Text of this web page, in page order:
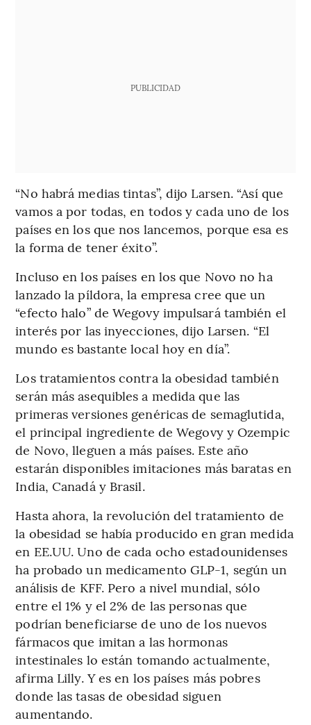
PUBLICIDAD
“No habrá medias tintas”, dijo Larsen. “Así que
vamos a por todas, en todos y cada uno de los
países en los que nos lancemos, porque esa es
la forma de tener éxito”.
Incluso en los países en los que Novo no ha
lanzado la píldora, la empresa cree que un
“efecto halo” de Wegovy impulsará también el
interés por las inyecciones, dijo Larsen. “El
mundo es bastante local hoy en día”.
Los tratamientos contra la obesidad también
serán más asequibles a medida que las
primeras versiones genéricas de semaglutida,
el principal ingrediente de Wegovy y Ozempic
de Novo, lleguen a más países. Este año
estarán disponibles imitaciones más baratas en
India, Canadá y Brasil.
Hasta ahora, la revolución del tratamiento de
la obesidad se había producido en gran medida
en EE.UU. Uno de cada ocho estadounidenses
ha probado un medicamento GLP-1, según un
análisis de KFF. Pero a nivel mundial, sólo
entre el 1% y el 2% de las personas que
podrían beneficiarse de uno de los nuevos
fármacos que imitan a las hormonas
intestinales lo están tomando actualmente,
afirma Lilly. Y es en los países más pobres
donde las tasas de obesidad siguen
aumentando.